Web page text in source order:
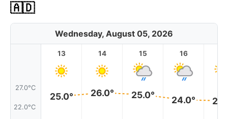
🇦🇩
Wednesday, August 05, 2026
27.0°C
22.0°C
13
25.0°
14
26.0°
15
25.0°
16
24.0°